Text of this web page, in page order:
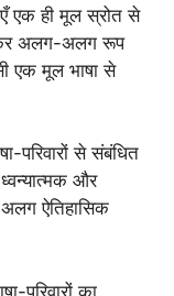
एक ही मूल स्रोत से
अलग-अलग रूप
एक मूल भाषा से
परिवारों से संबंधित
और
ऐतिहासिक
परिवारों का